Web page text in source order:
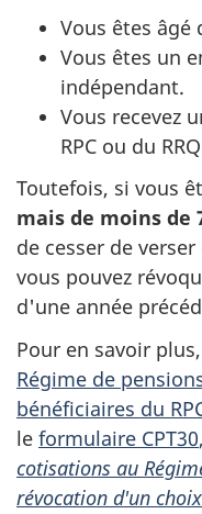
Vous êtes âgé
Vous êtes un
indépendant.
Vous recevez
RPC ou du
Toutefois, si vous
mais de moins de
de cesser de
vous pouvez
d'une année
Pour en savoir
Régime de
bénéficiaires du
le formulaire CPT30,
cotisations au
révocation d'un